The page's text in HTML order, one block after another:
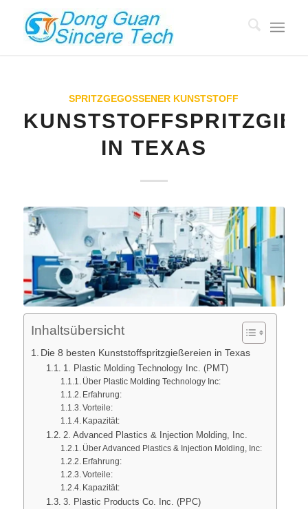
SPRITZGEGOSSENER KUNSTSTOFF
N TEXAS
Inhaltsübersicht
Die 8 besten Kunststoffspritzgießereien in Texas
1. Plastic Molding Technology Inc. (PMT)
Über Plastic Molding Technology Inc:
Erfahrung:
Vorteile:
Kapazität:
2. Advanced Plastics & Injection Molding, Inc.
Über Advanced Plastics & Injection Molding, Inc:
Erfahrung:
Vorteile:
Kapazität:
3. Plastic Products Co. Inc. (PPC)